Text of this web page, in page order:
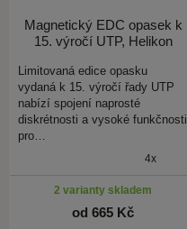
Magnetický EDC opasek k
15. výročí UTP, Helikon
Limitovaná edice opasku
vydaná k 15. výročí řady UTP
nabízí spojení naprosté
diskrétnosti a vysoké funkčnosti
pro…
4x
2 varianty skladem
od 665 Kč